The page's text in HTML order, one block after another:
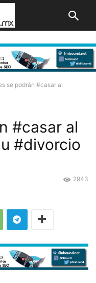
se podrán #casar al
#casar al
#divorcio
2943